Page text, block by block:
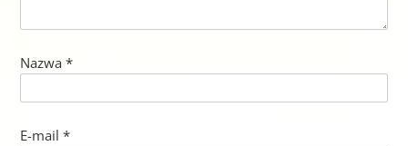
Nazwa *
E-mail *